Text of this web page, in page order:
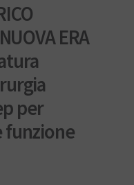
ERA
per
funzione